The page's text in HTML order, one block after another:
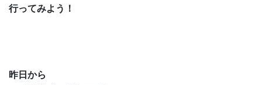
行ってみよう！
昨日から